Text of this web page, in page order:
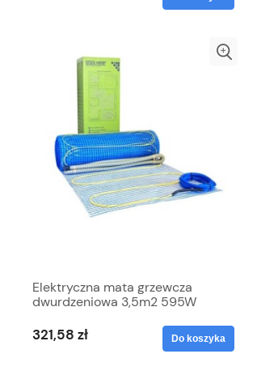
Elektryczna mata grzewcza
dwurdzeniowa 3,5m2 595W
321,58 zł Do koszyka